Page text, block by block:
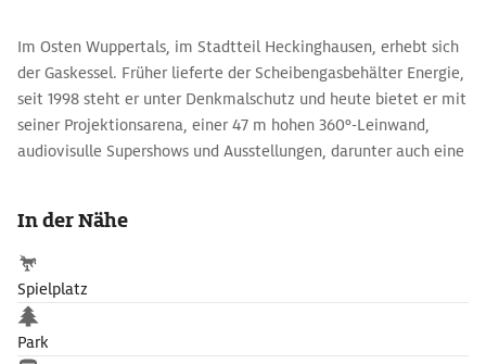
Im Osten Wuppertals, im Stadtteil Heckinghausen, erhebt sich
der Gaskessel. Früher lieferte der Scheibengasbehälter Energie,
seit 1998 steht er unter Denkmalschutz und heute bietet er mit
seiner Projektionsarena, einer 47 m hohen 360°-Leinwand,
audiovisulle Supershows und Ausstellungen, darunter auch eine
65 m hohen Dach des Gaskessels. Das Restaurant Aposto
rundet das Genussangbot ab.
In der Nähe
Spielplatz
Park